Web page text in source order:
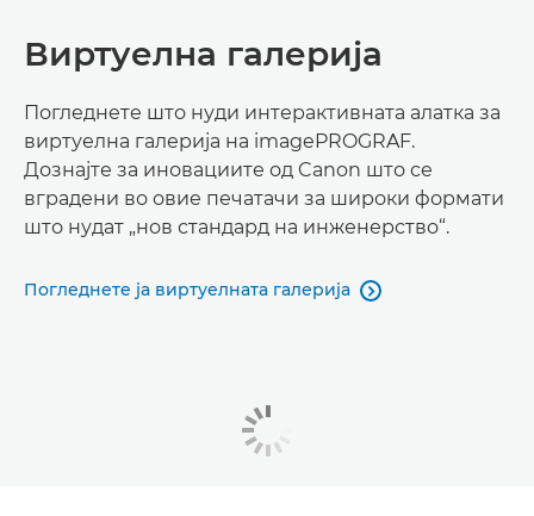
Виртуелна галерија
Погледнете што нуди интерактивната алатка за
виртуелна галерија на imagePROGRAF.
Дознајте за иновациите од Canon што се
вградени во овие печатачи за широки формати
што нудат „нов стандард на инженерство“.
Погледнете ја виртуелната галерија 